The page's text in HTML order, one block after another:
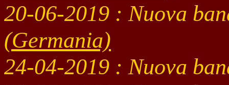
20-06-2019 : Nuova
(Germania)
24-04-2019 : Nuova